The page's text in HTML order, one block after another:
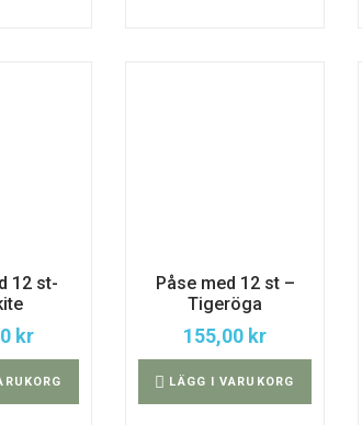
12 st-
kr
Påse med 12 st –
Tigeröga
155,00 kr
LÄGG I VARUKORG